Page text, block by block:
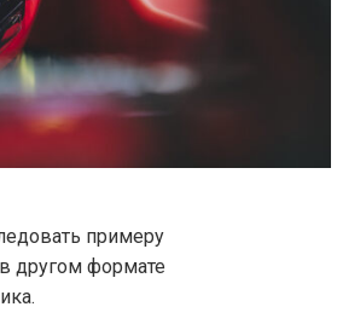
примеру
другом формате